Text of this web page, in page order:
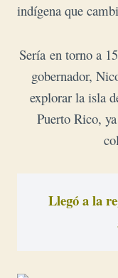
indígena que
Sería en torno a
gobernador,
explorar la isla
Puerto Rico,
Llegó a la